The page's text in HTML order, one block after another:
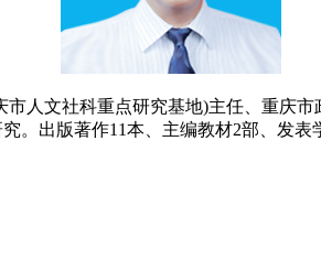
人文社科重点研究基地)主任、重庆
。出版著作11本、主编教材2部、发